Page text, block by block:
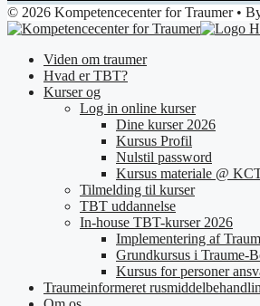
© 2026 Kompetencecenter for Traumer•
Viden om traumer
Hvad er TBT?
Kurser og
Log in online kurser
Dine kurser 2026
Kursus Profil
Nulstil password
Kursus materiale @
Tilmelding til kurser
TBT uddannelse
In-house TBT-kurser 2026
Implementering af
Grundkursus i Traume-
Kursus for personer
Traumeinformeret